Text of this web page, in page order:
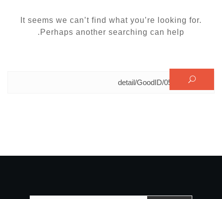
It seems we can’t find what you’re looking for.
Perhaps another searching can help.
البحث عن: